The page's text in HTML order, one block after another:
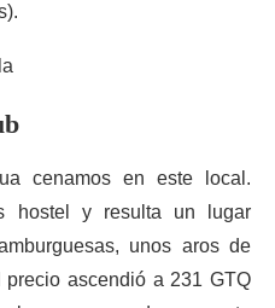
cenamos en este local.
hostel y resulta un lugar
unos aros de
ascendió a 231 GTQ